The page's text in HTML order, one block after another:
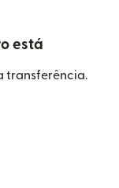
está
transferência.